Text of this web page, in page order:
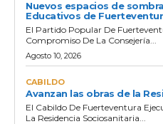
Nuevos espacios de
Educativos de
El Partido Popular De
Compromiso De La Consejería...
Agosto 10, 2026
CABILDO
Avanzan las obras de la
El Cabildo De Fuerteventura
La Residencia Sociosanitaria...